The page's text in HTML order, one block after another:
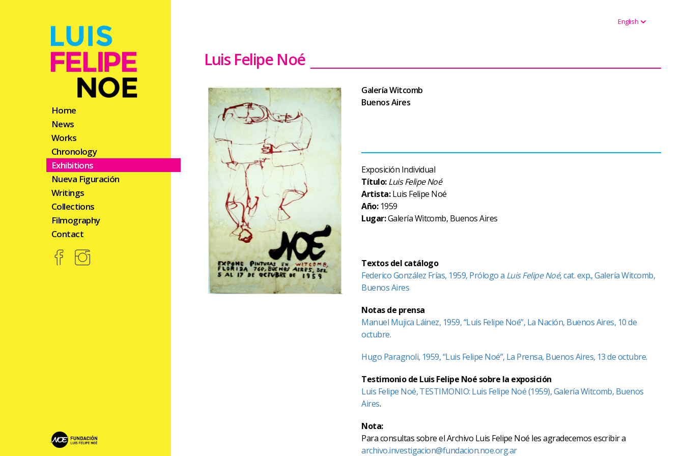
Home
News
Works
Chronology
Exhibitions
Nueva Figuración
Writings
Collections
Filmography
Contact
English
Luis Felipe Noé
Galería Witcomb
Buenos Aires
Exposición Individual
Título:Luis Felipe Noé
Artista:Luis Felipe Noé
Año: 1959
Lugar:Galería Witcomb, Buenos Aires
Textos del catálogo
Federico González Frías, 1959, Prólogo a Luis Felipe Noé, cat. exp., Galería Witcomb,
Buenos Aires
Notas de prensa
Manuel Mujica Láinez, 1959, “Luis Felipe Noé”, La Nación, Buenos Aires, 10 de
octubre.
Hugo Paragnoli, 1959, “Luis Felipe Noé”, La Prensa, Buenos Aires, 13 de octubre.
Testimonio de Luis Felipe Noé sobre la exposición
Luis Felipe Noé, TESTIMONIO: Luis Felipe Noé (1959), Galería Witcomb, Buenos
Aires.
Nota:
Para consultas sobre el Archivo Luis Felipe Noé les agradecemos escribir a
archivo.investigacion@fundacion.noe.org.ar